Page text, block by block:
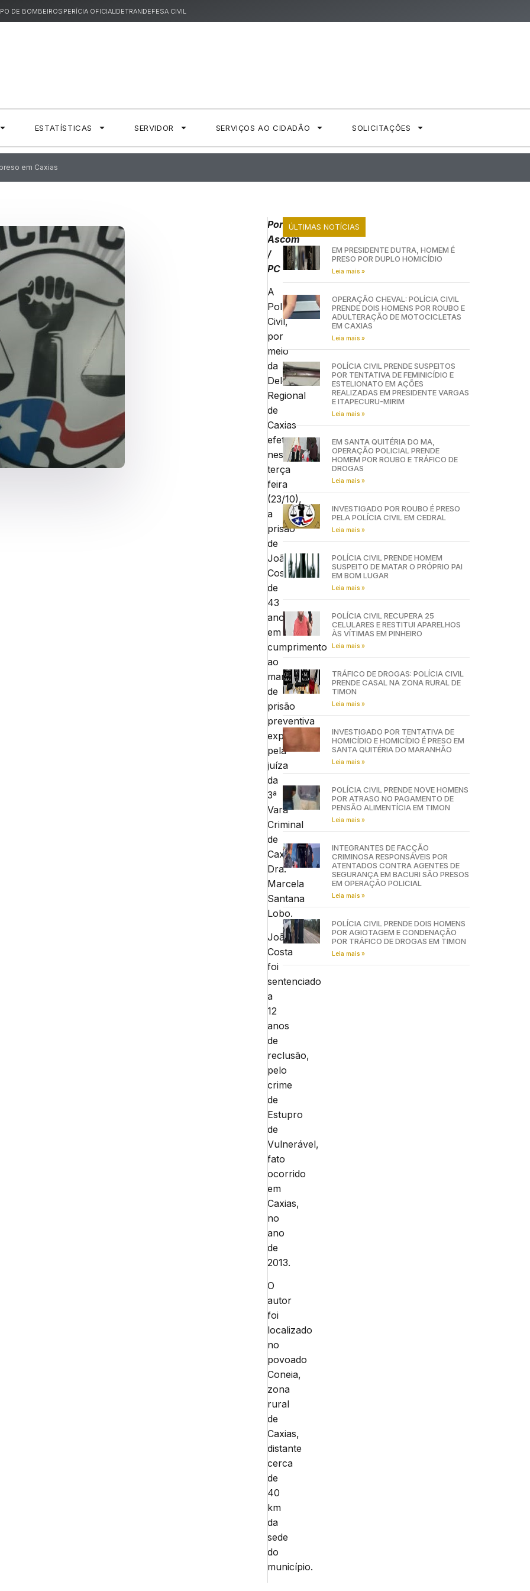
DE BOMBEIROSPERÍCIA OFICIALDETRANDEFESA CIVIL
ESTATÍSTICAS SERVIDOR SERVIÇOS AO CIDADÃO SOLICITAÇÕES
em Caxias
Por
Ascom
/
PC
A
Polícia
Civil,
por
meio
da
Delegacia
Regional
de
Caxias
efetuou,
nesta
terça
feira
(23/10),
a
prisão
de
João
Costa,
de
43
anos,
em
cumprimento
ao
mandado
de
prisão
preventiva
expedido
pela
juíza
da
3ª
Vara
Criminal
de
Caxias,
Dra.
Marcela
Santana
Lobo.
João
Costa
foi
sentenciado
a
12
anos
de
reclusão,
pelo
crime
de
Estupro
de
Vulnerável,
fato
ocorrido
em
Caxias,
no
ano
de
2013.
O
autor
foi
localizado
no
povoado
Coneia,
zona
rural
de
Caxias,
distante
cerca
de
40
km
da
sede
do
município.
ÚLTIMAS NOTÍCIAS
EM PRESIDENTE DUTRA, HOMEM É
PRESO POR DUPLO HOMICÍDIO
Leia mais »
OPERAÇÃO CHEVAL: POLÍCIA CIVIL
PRENDE DOIS HOMENS POR ROUBO E
ADULTERAÇÃO DE MOTOCICLETAS
EM CAXIAS
Leia mais »
POLÍCIA CIVIL PRENDE SUSPEITOS
POR TENTATIVA DE FEMINICÍDIO E
ESTELIONATO EM AÇÕES
REALIZADAS EM PRESIDENTE VARGAS
E ITAPECURU-MIRIM
Leia mais »
EM SANTA QUITÉRIA DO MA,
OPERAÇÃO POLICIAL PRENDE
HOMEM POR ROUBO E TRÁFICO DE
DROGAS
Leia mais »
INVESTIGADO POR ROUBO É PRESO
PELA POLÍCIA CIVIL EM CEDRAL
Leia mais »
POLÍCIA CIVIL PRENDE HOMEM
SUSPEITO DE MATAR O PRÓPRIO PAI
EM BOM LUGAR
Leia mais »
POLÍCIA CIVIL RECUPERA 25
CELULARES E RESTITUI APARELHOS
ÀS VÍTIMAS EM PINHEIRO
Leia mais »
TRÁFICO DE DROGAS: POLÍCIA CIVIL
PRENDE CASAL NA ZONA RURAL DE
TIMON
Leia mais »
INVESTIGADO POR TENTATIVA DE
HOMICÍDIO E HOMICÍDIO É PRESO EM
SANTA QUITÉRIA DO MARANHÃO
Leia mais »
POLÍCIA CIVIL PRENDE NOVE HOMENS
POR ATRASO NO PAGAMENTO DE
PENSÃO ALIMENTÍCIA EM TIMON
Leia mais »
INTEGRANTES DE FACÇÃO
CRIMINOSA RESPONSÁVEIS POR
ATENTADOS CONTRA AGENTES DE
SEGURANÇA EM BACURI SÃO PRESOS
EM OPERAÇÃO POLICIAL
Leia mais »
POLÍCIA CIVIL PRENDE DOIS HOMENS
POR AGIOTAGEM E CONDENAÇÃO
POR TRÁFICO DE DROGAS EM TIMON
Leia mais »